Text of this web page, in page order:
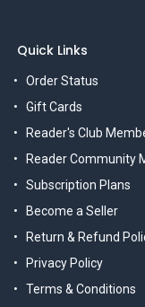
Quick Links
Order Status
Gift Cards
Reader's Club
Reader Community
Subscription Plans
Become a Seller
Return & Refund
Privacy Policy
Terms & Conditions